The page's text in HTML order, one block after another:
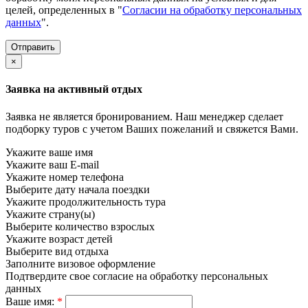
целей, определенных в "Согласии на обработку персональных
данных".
×
Заявка на активный отдых
Заявка не является бронированием. Наш менеджер сделает
подборку туров с учетом Ваших пожеланий и свяжется Вами.
Укажите ваше имя
Укажите ваш E-mail
Укажите номер телефона
Выберите дату начала поездки
Укажите продолжительность тура
Укажите страну(ы)
Выберите количество взрослых
Укажите возраст детей
Выберите вид отдыха
Заполните визовое оформление
Подтвердите свое согласие на обработку персональных
данных
Ваше имя: *